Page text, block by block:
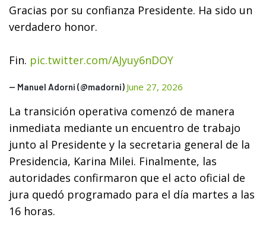
Gracias por su confianza Presidente. Ha sido un
verdadero honor.
Fin. pic.twitter.com/AJyuy6nDOY
— Manuel Adorni (@madorni) June 27, 2026
La transición operativa comenzó de manera
inmediata mediante un encuentro de trabajo
junto al Presidente y la secretaria general de la
Presidencia, Karina Milei. Finalmente, las
autoridades confirmaron que el acto oficial de
jura quedó programado para el día martes a las
16 horas.